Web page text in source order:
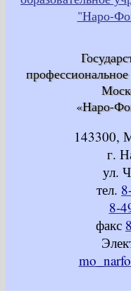
«Наро-
143300,
г.
ул.
тел.
8-
факс